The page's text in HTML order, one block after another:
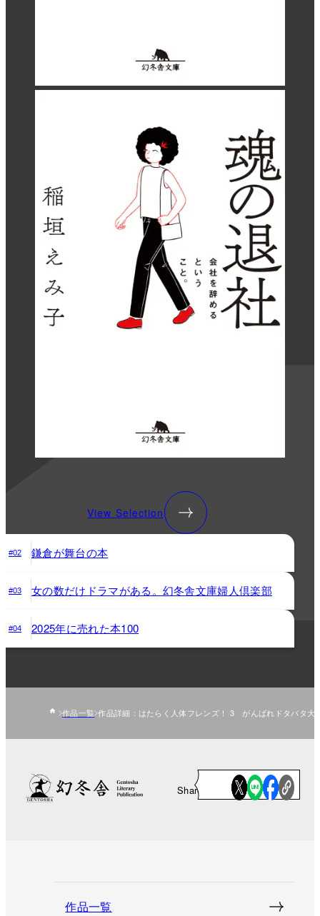
View Selection
#02 鎌倉が舞台の本
#03 女の数だけドラマがある。幻冬舎文庫婦人倶楽部
#04 2025年に売れた本100
作品一覧 作品詳細：はたらく人体フレンズ！ 3 がんばれドタバタ大
Share
作品一覧